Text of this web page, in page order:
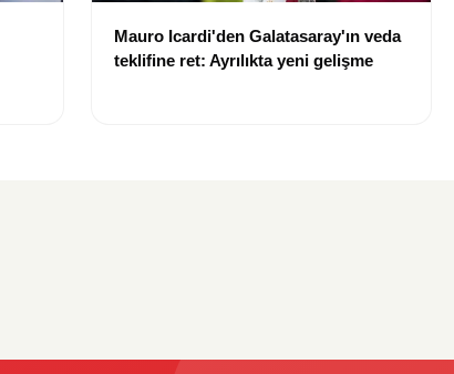
Mauro Icardi'den Galatasaray'ın veda
teklifine ret: Ayrılıkta yeni gelişme